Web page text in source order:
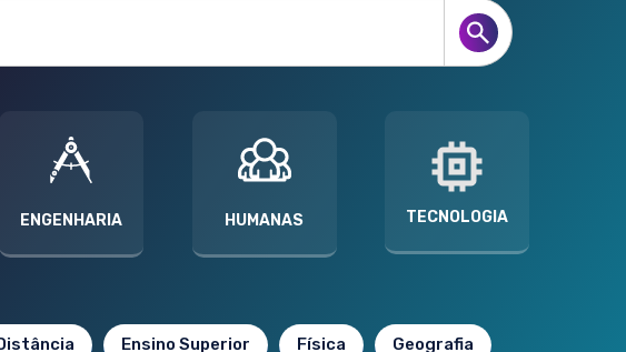
ENGENHARIA HUMANAS TECNOLOGIA
Ensino Superior Física Geografia